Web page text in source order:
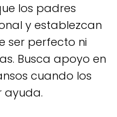
los padres
y establezcan
ser perfecto ni
Busca apoyo en
cuando los
ayuda.